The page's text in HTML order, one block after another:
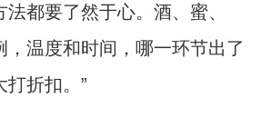
都要了然于心。酒、蜜、
，温度和时间，哪一环节出了
打折扣。”